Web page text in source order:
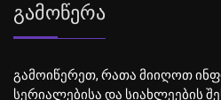
Გამოწერა
გამოიწერეთ, რათა მიიღოთ
სერიალებისა და სიახლეების